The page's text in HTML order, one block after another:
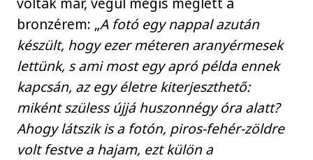
bronzérem: „A fotó egy nappal azután
készült, hogy ezer méteren aranyérmesek
lettünk, s ami most egy apró példa ennek
kapcsán, az egy életre kiterjeszthető:
miként szüless újjá huszonnégy óra alatt?
Ahogy látszik is a fotón, piros-fehér-zöldre
volt festve a hajam, ezt külön a